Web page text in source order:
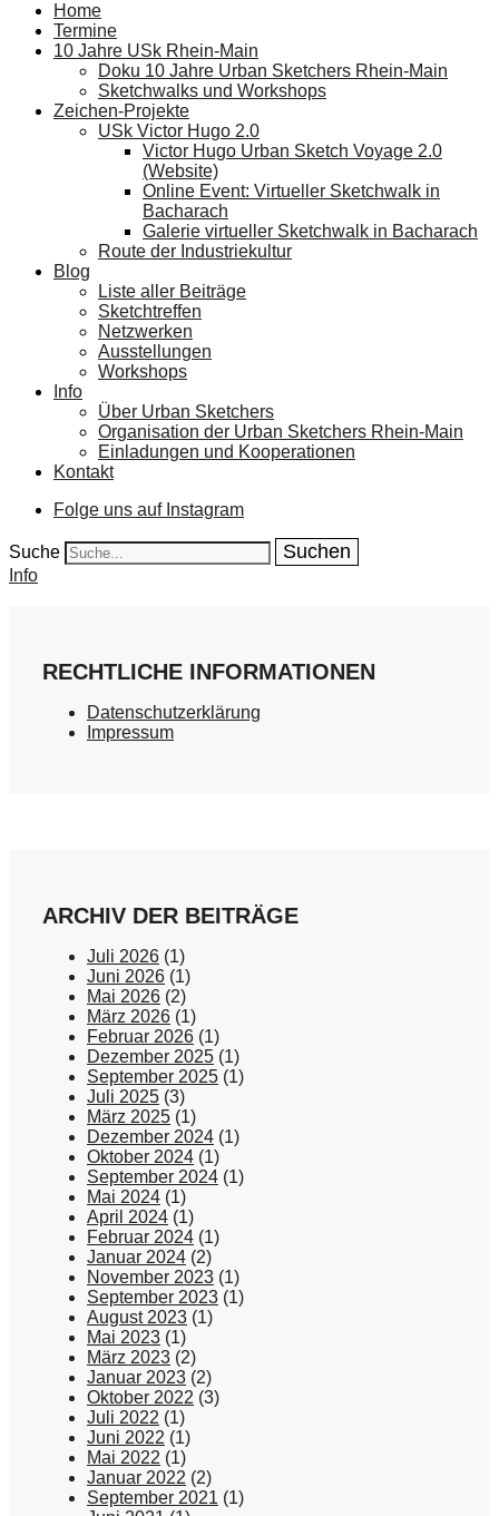
Home
Termine
10 Jahre USk Rhein-Main
Doku 10 Jahre Urban Sketchers Rhein-Main
Sketchwalks und Workshops
Zeichen-Projekte
USk Victor Hugo 2.0
Victor Hugo Urban Sketch Voyage 2.0
(Website)
Online Event: Virtueller Sketchwalk in
Bacharach
Galerie virtueller Sketchwalk in Bacharach
Route der Industriekultur
Blog
Liste aller Beiträge
Sketchtreffen
Netzwerken
Ausstellungen
Workshops
Info
Über Urban Sketchers
Organisation der Urban Sketchers Rhein-Main
Einladungen und Kooperationen
Kontakt
Folge uns auf Instagram
Suche
Info
RECHTLICHE INFORMATIONEN
Datenschutzerklärung
Impressum
ARCHIV DER BEITRÄGE
Juli 2026 (1)
Juni 2026 (1)
Mai 2026 (2)
März 2026 (1)
Februar 2026 (1)
Dezember 2025 (1)
September 2025 (1)
Juli 2025 (3)
März 2025 (1)
Dezember 2024 (1)
Oktober 2024 (1)
September 2024 (1)
Mai 2024 (1)
April 2024 (1)
Februar 2024 (1)
Januar 2024 (2)
November 2023 (1)
September 2023 (1)
August 2023 (1)
Mai 2023 (1)
März 2023 (2)
Januar 2023 (2)
Oktober 2022 (3)
Juli 2022 (1)
Juni 2022 (1)
Mai 2022 (1)
Januar 2022 (2)
September 2021 (1)